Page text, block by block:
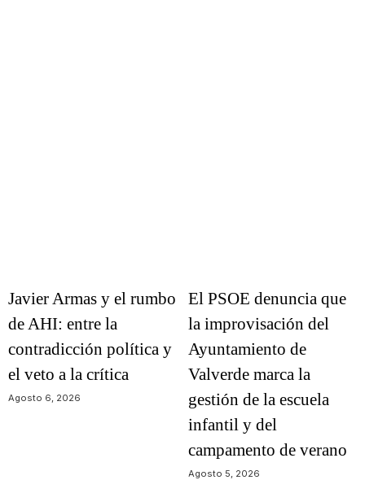
Javier Armas y el rumbo
de AHI: entre la
contradicción política y
el veto a la crítica
Agosto 6, 2026
El PSOE denuncia que
la improvisación del
Ayuntamiento de
Valverde marca la
gestión de la escuela
infantil y del
campamento de verano
Agosto 5, 2026